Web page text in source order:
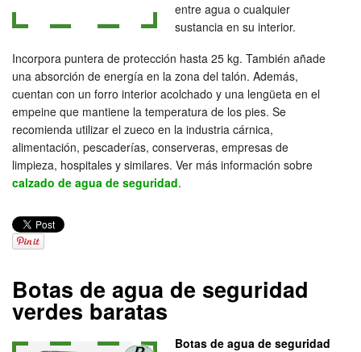
entre agua o cualquier
sustancia en su interior.
Incorpora puntera de protección hasta 25 kg. También añade
una absorción de energía en la zona del talón. Además,
cuentan con un forro interior acolchado y una lengüeta en el
empeine que mantiene la temperatura de los pies. Se
recomienda utilizar el zueco en la industria cárnica,
alimentación, pescaderías, conserveras, empresas de
limpieza, hospitales y similares. Ver más información sobre
calzado de agua de seguridad.
Botas de agua de seguridad
verdes baratas
Botas de agua de seguridad